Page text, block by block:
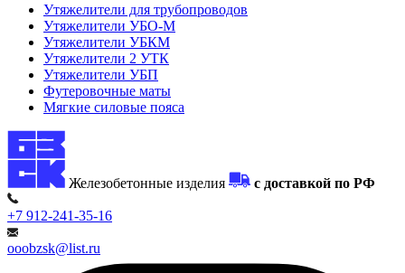
Утяжелители для трубопроводов
Утяжелители УБО-М
Утяжелители УБКМ
Утяжелители 2 УТК
Утяжелители УБП
Футеровочные маты
Мягкие силовые пояса
Железобетонные изделия с доставкой по РФ
+7 912-241-35-16
ooobzsk@list.ru